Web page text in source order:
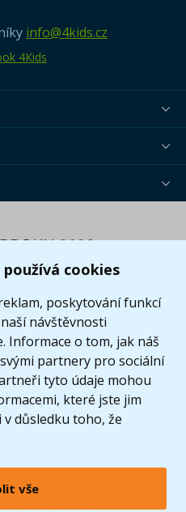
cookies
poskytování funkcí
návštěvnosti
Informace o tom, jak náš
partnery pro sociální
tyto údaje mohou
které jste jim
důsledku toho, že
vše
info@4kids.cz
4Kids
4kids.cz